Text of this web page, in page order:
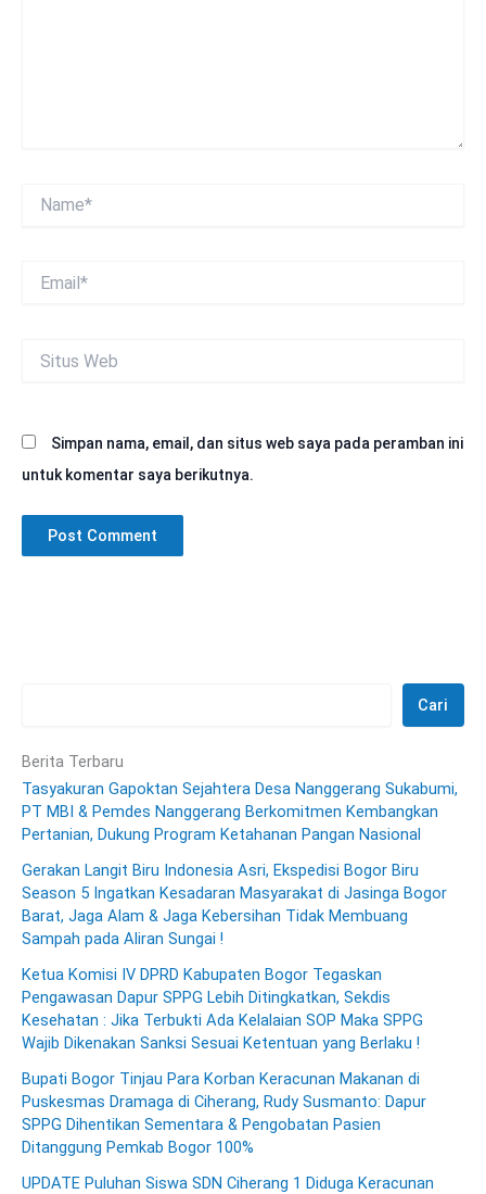
Web
Simpan nama, email, dan situs web saya pada peramban ini
untuk komentar saya berikutnya.
Cari
Berita Terbaru
Tasyakuran Gapoktan Sejahtera Desa Nanggerang Sukabumi,
PT MBI & Pemdes Nanggerang Berkomitmen Kembangkan
Pertanian, Dukung Program Ketahanan Pangan Nasional
Gerakan Langit Biru Indonesia Asri, Ekspedisi Bogor Biru
Season 5 Ingatkan Kesadaran Masyarakat di Jasinga Bogor
Barat, Jaga Alam & Jaga Kebersihan Tidak Membuang
Sampah pada Aliran Sungai !
Ketua Komisi IV DPRD Kabupaten Bogor Tegaskan
Pengawasan Dapur SPPG Lebih Ditingkatkan, Sekdis
Kesehatan : Jika Terbukti Ada Kelalaian SOP Maka SPPG
Wajib Dikenakan Sanksi Sesuai Ketentuan yang Berlaku !
Bupati Bogor Tinjau Para Korban Keracunan Makanan di
Puskesmas Dramaga di Ciherang, Rudy Susmanto: Dapur
SPPG Dihentikan Sementara & Pengobatan Pasien
Ditanggung Pemkab Bogor 100%
UPDATE Puluhan Siswa SDN Ciherang 1 Diduga Keracunan